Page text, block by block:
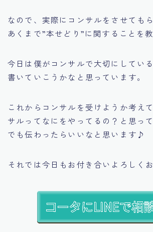
なので、実際にコンサルをさせても
あくまで”本せどり”に関することを
今日は僕がコンサルで大切にしてい
書いていこうかなと思っています。
これからコンサルを受けようか考え
サルってなにをやってるの？と思っ
でも伝わったらいいなと思います♪
それでは今日もお付き合いよろしく